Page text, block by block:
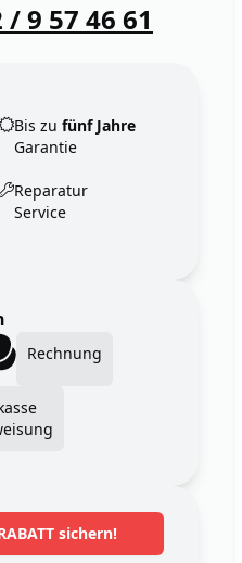
/ 9 57 46 61
Bis zu fünf Jahre
Garantie
Reparatur
Service
Rechnung
sichern!